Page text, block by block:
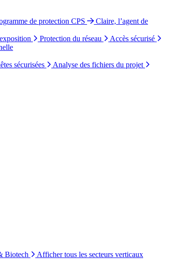
de protection CPS
Claire, l’agent de
Protection du réseau
Accès sécurisé
sécurisées
Analyse des fichiers du projet
Biotech
Afficher tous les secteurs verticaux